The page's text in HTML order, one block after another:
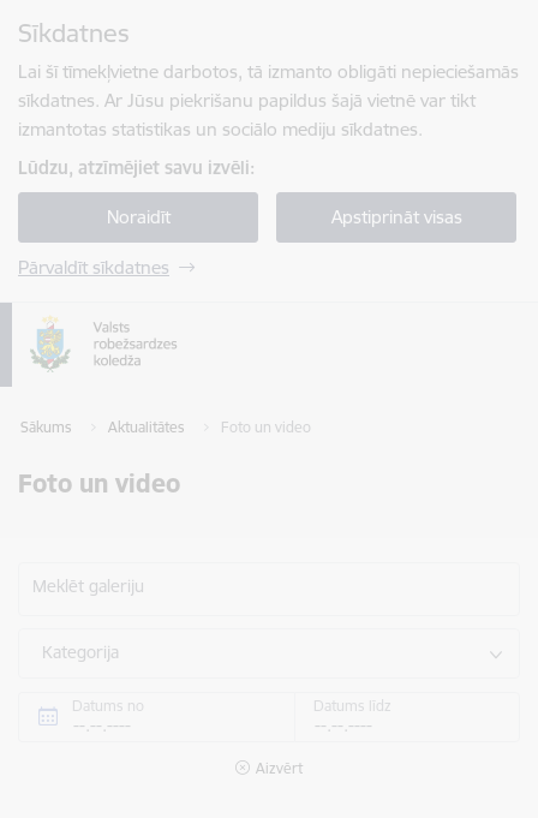
Sīkdatnes
Lai šī tīmekļvietne darbotos, tā izmanto obligāti nepieciešamās
sīkdatnes. Ar Jūsu piekrišanu papildus šajā vietnē var tikt
izmantotas statistikas un sociālo mediju sīkdatnes.
Lūdzu, atzīmējiet savu izvēli:
Noraidīt Apstiprināt visas
Pārvaldīt sīkdatnes
Sākums Aktualitātes Foto un video
Foto un video
Meklēt galeriju
Kategorija
Datums no Datums līdz
Aizvērt